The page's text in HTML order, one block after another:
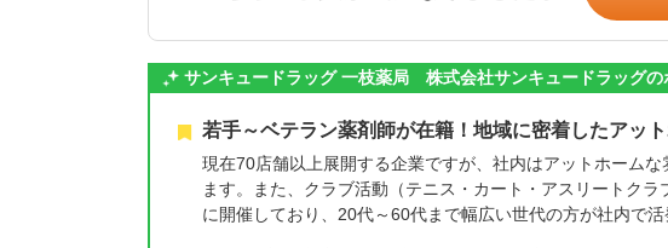
サンキュードラッグ 一枝薬局 株式会社サンキュードラッグの
若手～ベテラン薬剤師が在籍！地域に密着したアッ
現在70店舗以上展開する企業ですが、社内はアットホーム
ます。また、クラブ活動（テニス・カート・アスリートク
に開催しており、20代～60代まで幅広い世代の方が社内で